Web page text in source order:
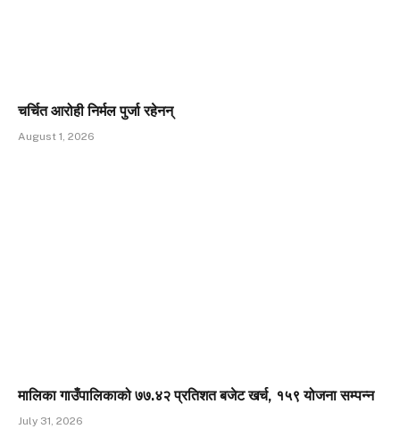
चर्चित आरोही निर्मल पुर्जा रहेनन्
August 1, 2026
मालिका गाउँपालिकाको ७७.४२ प्रतिशत बजेट खर्च, १५९ योजना सम्पन्न
July 31, 2026